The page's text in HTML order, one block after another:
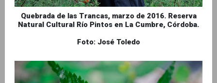
Quebrada de las Trancas, marzo de 2016. Reserva
Natural Cultural Río Pintos en La Cumbre, Córdoba.
Foto: José Toledo